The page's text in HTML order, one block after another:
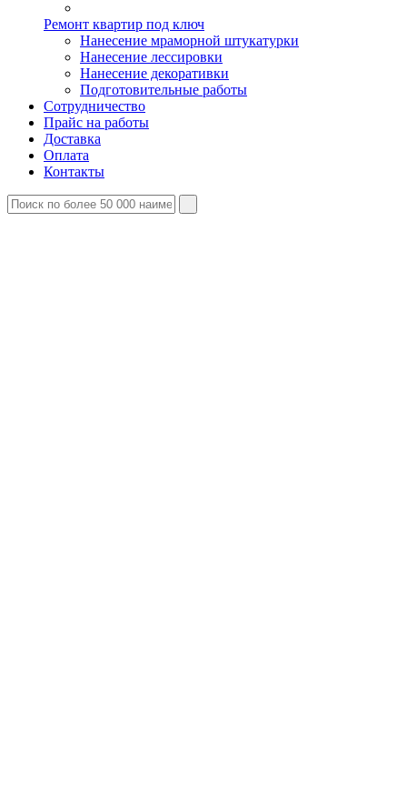
Ремонт квартир под ключ
Нанесение мраморной штукатурки
Нанесение лессировки
Нанесение декоративки
Подготовительные работы
Сотрудничество
Прайс на работы
Доставка
Оплата
Контакты